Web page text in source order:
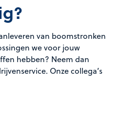
van boomstronken
we voor jouw
hebben? Neem dan
Onze collega’s